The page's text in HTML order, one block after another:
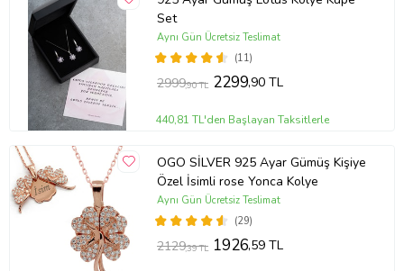
Set
(11)
Aynı Gün Ücretsiz Teslimat
2999,90 TL 2299,90 TL
440,81 TL'den Başlayan Taksitlerle
OGO SİLVER 925 Ayar Gümüş Kişiye
Özel İsimli rose Yonca Kolye
(29)
Aynı Gün Ücretsiz Teslimat
2129,39 TL 1926,59 TL